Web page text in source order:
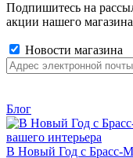
Подпишитесь на
акции нашего
Новости магазина
Блог
В Новый Год с Брасс-